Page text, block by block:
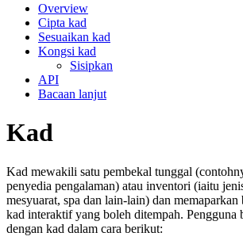
Overview
Cipta kad
Sesuaikan kad
Kongsi kad
Sisipkan
API
Bacaan lanjut
Kad
Kad mewakili satu pembekal tunggal
penyedia pengalaman) atau inventori (iaitu
mesyuarat, spa dan lain-lain) dan
kad interaktif yang boleh ditempah. Pengguna
dengan kad dalam cara berikut: